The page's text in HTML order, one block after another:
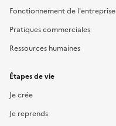
Fonctionnement de l'entreprise
Pratiques commerciales
Ressources humaines
Étapes de vie
Je crée
Je reprends